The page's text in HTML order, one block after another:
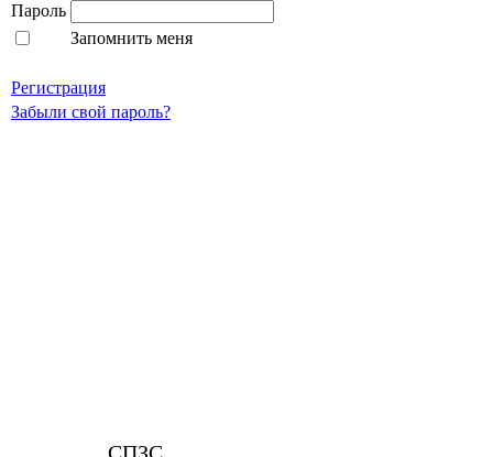
Пароль
Запомнить меня
Регистрация
Забыли свой пароль?